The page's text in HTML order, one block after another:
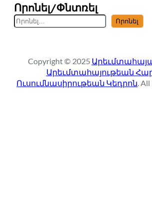
Որոնել/Փնտռել
S
e
c
h
Որոնել
Copyright © 2025
Արեւմտահայութեան
Ուսումնասիրութեան Կեդրոն. All